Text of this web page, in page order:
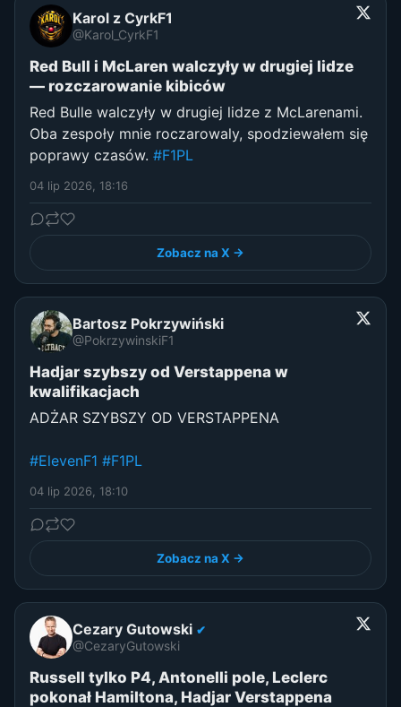
Karol z CyrkF1
@Karol_CyrkF1
Red Bull i McLaren walczyły w drugiej lidze
— rozczarowanie kibiców
Red Bulle walczyły w drugiej lidze z McLarenami.
Oba zespoły mnie roczarowaly, spodziewałem się
poprawy czasów. #F1PL
04 lip 2026, 18:16
Zobacz na X →
Bartosz Pokrzywiński
@PokrzywinskiF1
Hadjar szybszy od Verstappena w
kwalifikacjach
ADŻAR SZYBSZY OD VERSTAPPENA
#ElevenF1 #F1PL
04 lip 2026, 18:10
Zobacz na X →
Cezary Gutowski ✔
@CezaryGutowski
Russell tylko P4, Antonelli pole, Leclerc
pokonał Hamiltona, Hadjar Verstappena